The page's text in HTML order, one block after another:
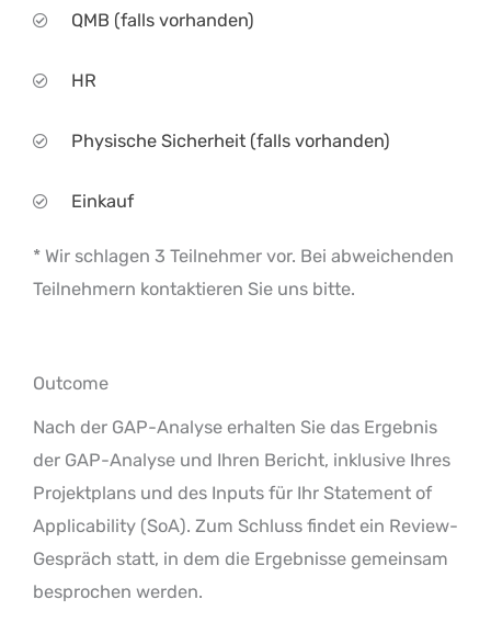
QMB (falls vorhanden)
HR
Physische Sicherheit (falls vorhanden)
Einkauf
* Wir schlagen 3 Teilnehmer vor. Bei abweichenden
Teilnehmern kontaktieren Sie uns bitte.
Outcome
Nach der GAP-Analyse erhalten Sie das Ergebnis
der GAP-Analyse und Ihren Bericht, inklusive Ihres
Projektplans und des Inputs für Ihr Statement of
Applicability (SoA). Zum Schluss findet ein Review-
Gespräch statt, in dem die Ergebnisse gemeinsam
besprochen werden.